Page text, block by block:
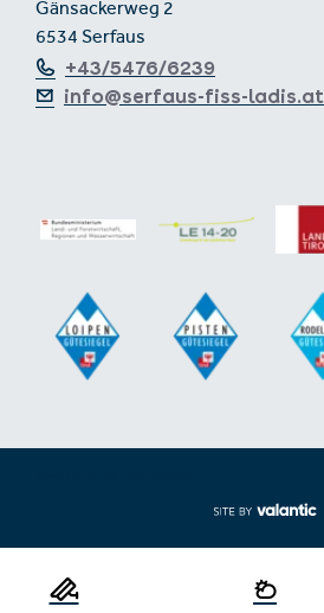
Gänsackerweg 2
6534 Serfaus
+43/5476/6239
info@serfaus-fiss-ladis.at